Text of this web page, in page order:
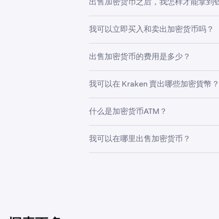
等因素。在做出決定前，您可能想要
我可以立即买入和卖出加密货币吗？
出售加密货币的费用是多少？
我可以在 Kraken 賣出哪些加密貨幣？
什么是加密货币ATM？
控式螢幕界面進行互動，以完成交易
我可以在哪里出售加密货币？